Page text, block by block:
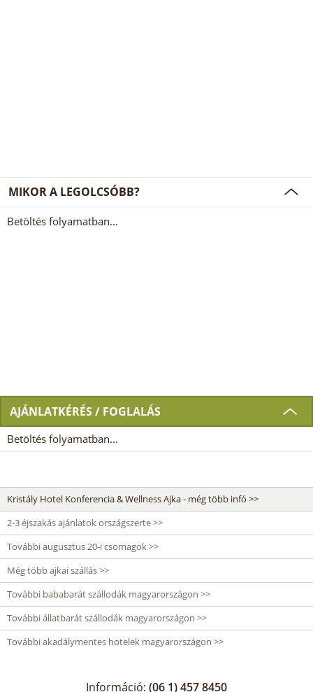
MIKOR A LEGOLCSÓBB?
Betöltés folyamatban...
AJÁNLATKÉRÉS / FOGLALÁS
Betöltés folyamatban...
Kristály Hotel Konferencia & Wellness Ajka - még több infó >>
2-3 éjszakás ajánlatok országszerte >>
További augusztus 20-i csomagok >>
Még több ajkai szállás >>
További bababarát szállodák magyarországon >>
További állatbarát szállodák magyarországon >>
További akadálymentes hotelek magyarországon >>
Információ: (06 1) 457 8450